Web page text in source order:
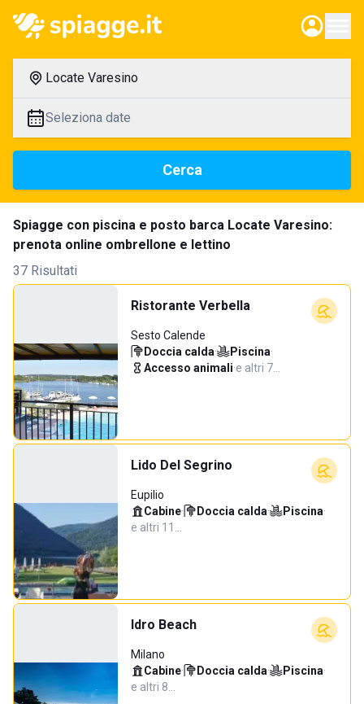
Locate Varesino
Seleziona date
Cerca
Spiagge con piscina e posto barca Locate Varesino:
prenota online ombrellone e lettino
37 Risultati
Ristorante Verbella
Sesto Calende
Doccia calda· Piscina·
Accesso animali·e altri 7…
Lido Del Segrino
Eupilio
Cabine· Doccia calda· Piscina·
e altri 11…
Idro Beach
Milano
Cabine· Doccia calda· Piscina·
e altri 8…